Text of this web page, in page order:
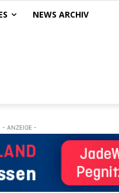
NEWS ARCHIV
- ANZEIGE -